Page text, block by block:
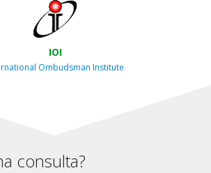
IOI
Ombudsman Institute
consulta?